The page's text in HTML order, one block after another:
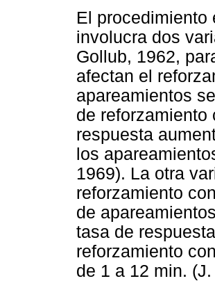
El procedimiento
involucra dos
Gollub, 1962,
afectan el
apareamientos
de reforzamiento
respuesta
los
1969). La otra
reforzamiento
de
tasa de
reforzamiento
de 1 a 12 min.